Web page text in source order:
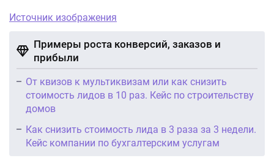
Источник изображения
Примеры роста конверсий, заказов и
прибыли
От квизов к мультиквизам или как снизить
стоимость лидов в 10 раз. Кейс по строительству
домов
Как снизить стоимость лида в 3 раза за 3 недели.
Кейс компании по бухгалтерским услугам